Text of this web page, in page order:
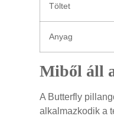
Töltet
Anyag
Miből áll
A Butterfly
alkalmazkodik a